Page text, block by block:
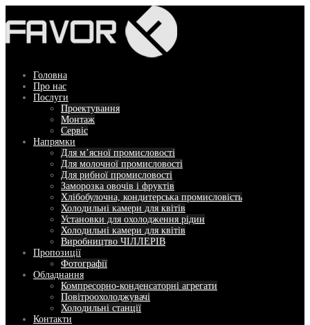
до
вмісту
Головна
Про нас
Послуги
Проектування
Монтаж
Сервіс
Напрямки
Для м’ясної промисловості
Для молочної промисловості
Для рибної промисловості
Заморозка овочів і фруктів
Хлібобулочна, кондитерська промисловість
Холодильні камери для квітів
Установки для охолодження рідин
Холодильні камери для квітів
Виробництво ЧІЛЛЕРІВ
Пропозиції
Фотографії
Обладнання
Компресорно-конденсаторні агрегати
Повітроохолоджувачі
Холодильні станції
Контакти